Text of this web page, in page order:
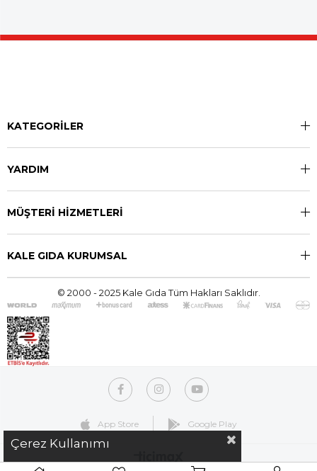
KATEGORİLER
YARDIM
MÜŞTERİ HİZMETLERİ
KALE GIDA KURUMSAL
© 2000 - 2025 Kale Gıda Tüm Hakları Saklıdır.
App Store Google Play
Çerez Kullanımı